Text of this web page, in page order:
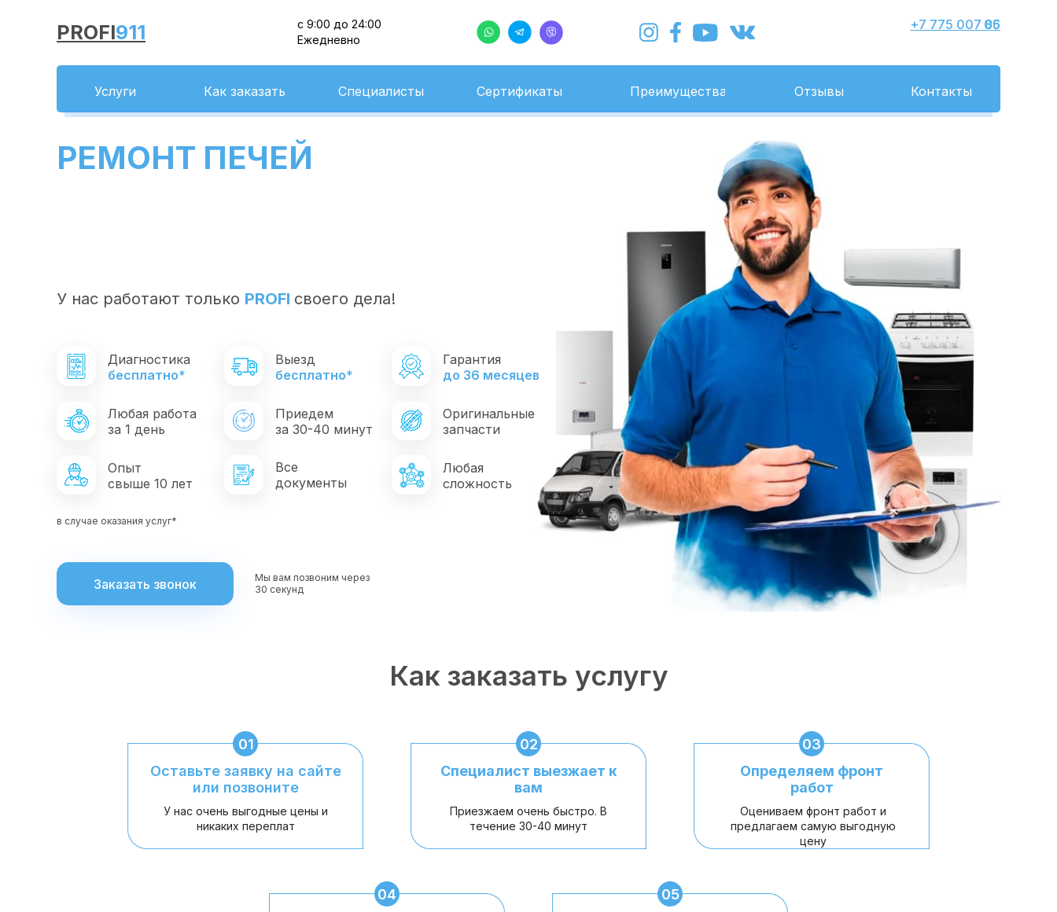
PROFI911
с 9:00 до 24:00
Ежедневно
+7 775 007 86 05
Услуги Как заказать Специалисты Сертификаты Преимущества Отзывы Контакты
РЕМОНТ ПЕЧЕЙ
У нас работают только PROFI своего дела!
Оригинальные
запчасти
Любая
сложность
Приедем
за 30-40 минут
Все
документы
Опыт
свыше 10 лет
Любая работа
за 1 день
Гарантия
до 36 месяцев
Выезд
бесплатно*
Диагностика
бесплатно*
Мы вам позвоним через
30 секунд
в случае оказания услуг*
с 9:00 до 24:00
Ежедневно
Заказать звонок
Как заказать услугу
Оставьте заявку на сайте
или позвоните
01
У нас очень выгодные цены и
никаких переплат
Специалист выезжает к
вам
02
Приезжаем очень быстро. В
течение 30-40 минут
Определяем фронт
работ
03
Оцениваем фронт работ и
предлагаем самую выгодную
цену
04 05